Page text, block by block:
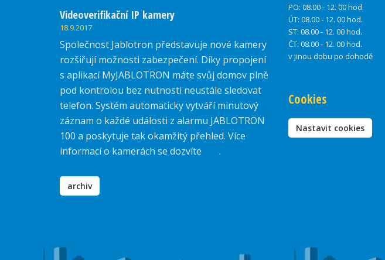
Videoverifikační IP kamery
18.9.2017
Společnost Jablotron představuje nové kamery
rozšiřují možnosti zabezpečení. Díky propojení
s aplikací MyJABLOTRON máte svůj domov plně
pod kontrolou bez nutnosti neustále sledovat
telefon. Systém automaticky vytváří minutový
záznam o každé události z alarmu JABLOTRON
100 a poskytuje tak okamžitý přehled. Více
informací o kamerách se dozvíte
.
archiv
PO: 08.00 - 12. 00 hod.
ÚT: 08.00 - 12. 00 hod.
ST: 08.00 - 12. 00 hod.
ČT: 08.00 - 12. 00 hod.
v jinou dobu po dohodě
Cookies
Nastavit cookies